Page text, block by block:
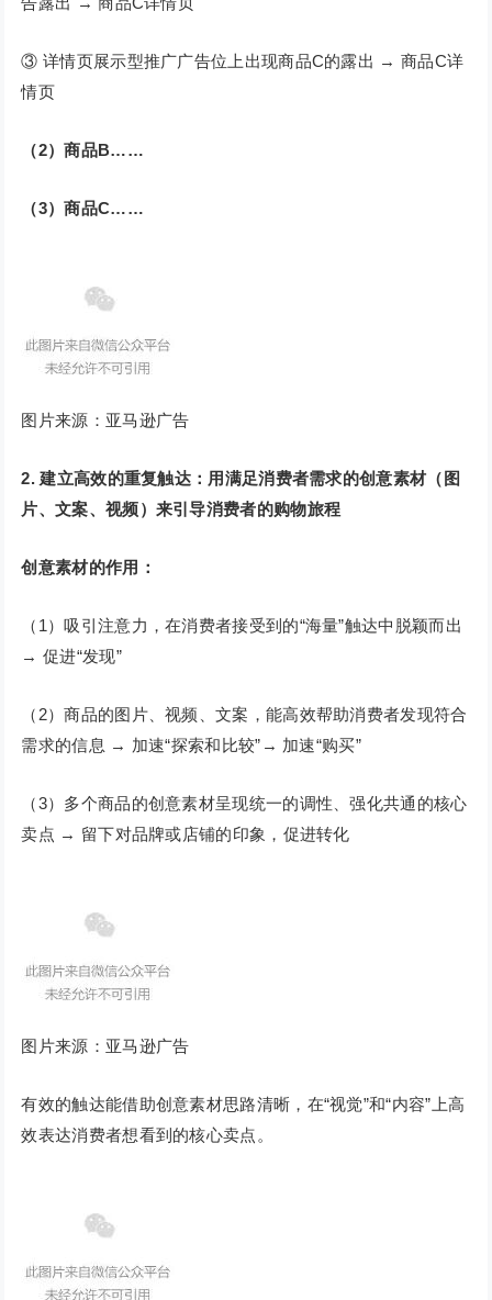
③ 详情页展示型推广广告位上出现商品C的露出 → 商品C详
情页
（2）商品B……
（3）商品C……
图片来源：亚马逊广告
2. 建立高效的重复触达：用满足消费者需求的创意素材（图
片、文案、视频）来引导消费者的购物旅程
创意素材的作用：
（1）吸引注意力，在消费者接受到的“海量”触达中脱颖而出
→ 促进“发现”
（2）商品的图片、视频、文案，能高效帮助消费者发现符合
需求的信息 → 加速“探索和比较”→ 加速“购买”
（3）多个商品的创意素材呈现统一的调性、强化共通的核心
卖点 → 留下对品牌或店铺的印象，促进转化
图片来源：亚马逊广告
有效的触达能借助创意素材思路清晰，在“视觉”和“内容”上高
效表达消费者想看到的核心卖点。